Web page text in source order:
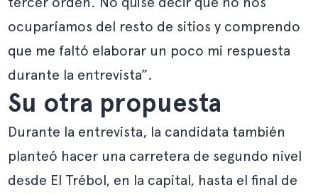
ocuparíamos del resto de sitios y comprendo
que me faltó elaborar un poco mi respuesta
durante la entrevista”.
Su otra propuesta
Durante la entrevista, la candidata también
planteó hacer una carretera de segundo nivel
desde El Trébol, en la capital, hasta el final de